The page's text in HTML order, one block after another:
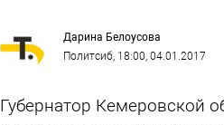
Дарина Белоусова
Политсиб, 18:00, 04.01.2017
Губернатор Кемеровской